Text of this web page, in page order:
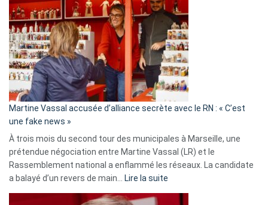
Algérie
Martine Vassal accusée d’alliance secrète avec le RN : « C’est
une fake news »
À trois mois du second tour des municipales à Marseille, une
prétendue négociation entre Martine Vassal (LR) et le
Rassemblement national a enflammé les réseaux. La candidate
a balayé d’un revers de main…
Lire la suite